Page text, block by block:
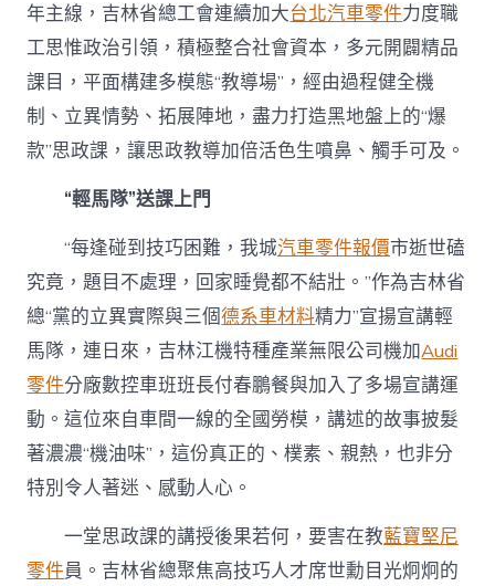
年主線，吉林省總工會連續加大台北汽車零件力度職
工思惟政治引領，積極整合社會資本，多元開闢精品
課目，平面構建多模態“教導場”，經由過程健全機
制、立異情勢、拓展陣地，盡力打造黑地盤上的“爆
款”思政課，讓思政教導加倍活色生噴鼻、觸手可及。
“輕馬隊”送課上門
“每逢碰到技巧困難，我城汽車零件報價市逝世磕
究竟，題目不處理，回家睡覺都不結壯。”作為吉林省
總“黨的立異實際與三個德系車材料精力”宣揚宣講輕
馬隊，連日來，吉林江機特種產業無限公司機加Audi
零件分廠數控車班班長付春鵬餐與加入了多場宣講運
動。這位來自車間一線的全國勞模，講述的故事披髮
著濃濃“機油味”，這份真正的、樸素、親熱，也非分
特別令人著迷、感動人心。
一堂思政課的講授後果若何，要害在教藍寶堅尼
零件員。吉林省總聚焦高技巧人才席世勳目光炯炯的